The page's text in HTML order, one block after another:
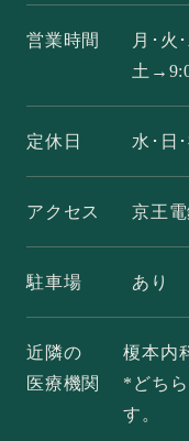
営業時間
月･火
土
定休日 水･日
アクセス 京王
駐車場 あり
近隣の
医療機関
榎本内
*どち
す。